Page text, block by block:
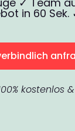
in 60 Sek.
kostenlos